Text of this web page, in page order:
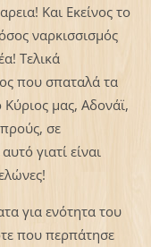
Και Εκείνος το
ναρκισσισμός
Τελικά
που σπαταλά τα
μας, Αδονάϊ,
σε
γιατί είναι
για ενότητα του
που περπάτησε